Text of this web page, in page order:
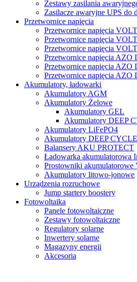
Zestawy zasilania
Zasilacze awaryjne UPS do
Przetwornice napięcia
Przetwornice napięcia
Przetwornice napięcia
Przetwornice napięcia
Przetwornice napięcia
Przetwornice napięcia
Przetwornice napięcia
Akumulatory, ładowarki
Akumulatory AGM
Akumulatory Żelowe
Akumulatory GEL
Akumulatory DEEP
Akumulatory LiFePO4
Akumulatory DEEP
Balansery AKU PROTECT
Ładowarka
Prostowniki
Akumulatory litowo-jonowe
Urządzenia rozruchowe
Jump startery boostery
Fotowoltaika
Panele fotowoltaiczne
Zestawy fotowoltaiczne
Regulatory solarne
Inwertery solarne
Magazyny energii
Akcesoria